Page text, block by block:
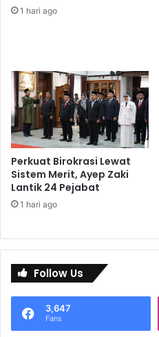
1 hari ago
Perkuat Birokrasi Lewat
Sistem Merit, Ayep Zaki
Lantik 24 Pejabat
1 hari ago
Follow Us
3,647
Fans